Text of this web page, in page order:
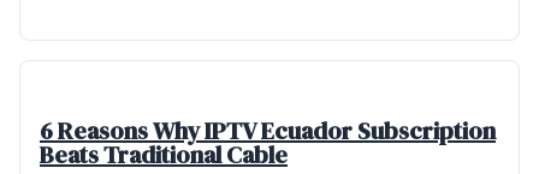
6 Reasons Why IPTV Ecuador Subscription
Beats Traditional Cable